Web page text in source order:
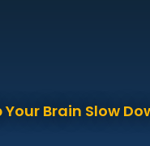
Brain Slow